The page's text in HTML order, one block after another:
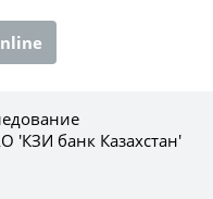
'КЗИ банк Казахстан'